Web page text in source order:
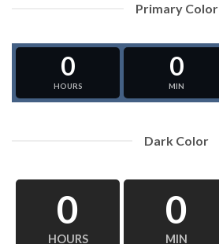
Primary Color
0
HOURS
0
MIN
Dark Color
0
HOURS
0
MIN